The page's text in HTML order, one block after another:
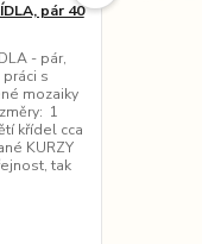
pár 40
- pár,
s
mozaiky
1
křídel cca
KURZY
tak